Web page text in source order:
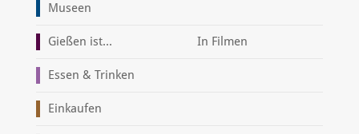
Museen
Gießen ist... In Filmen
Essen & Trinken
Einkaufen